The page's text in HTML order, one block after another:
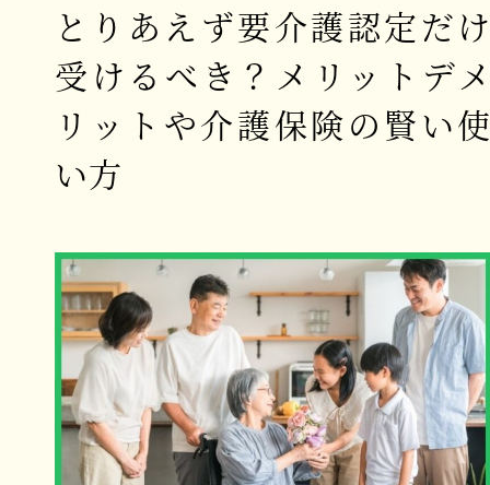
とりあえず要介護認定だ
受けるべき？メリットデ
リットや介護保険の賢い
い方